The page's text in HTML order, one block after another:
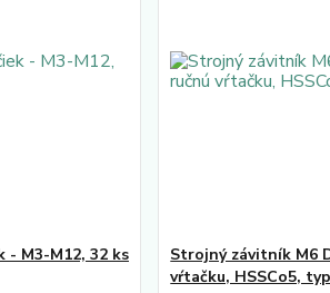
- M3-M12, 32 ks
Strojný závitník M6
vŕtačku, HSSCo5,